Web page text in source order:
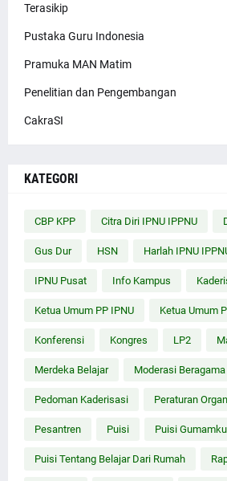
Terasikip
Pustaka Guru Indonesia
Pramuka MAN Matim
Penelitian dan Pengembangan
CakraSI
KATEGORI
CBP KPP Citra Diri IPNU IPPNU
Gus Dur HSN Harlah IPNU
IPNU Pusat Info Kampus
Ketua Umum PP IPNU Ketua Umum
Konferensi Kongres LP2
Merdeka Belajar Moderasi Beragama
Pedoman Kaderisasi Peraturan
Pesantren Puisi Puisi
Puisi Tentang Belajar Dari Rumah